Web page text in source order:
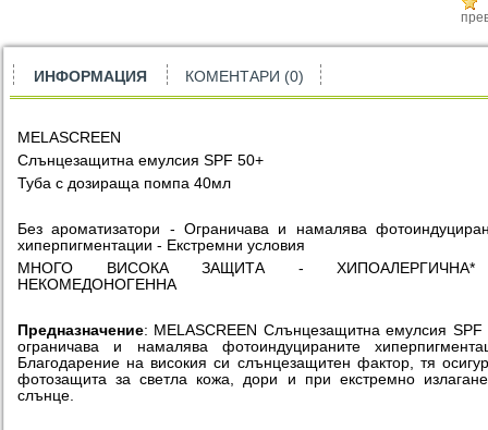
ИНФОРМАЦИЯ КОМЕНТАРИ (0)
MELASCREEN
Слънцезащитна емулсия SPF 50+
Туба с дозираща помпа 40мл
Без ароматизатори - Ограничава и намалява
хиперпигментации - Екстремни условия
МНОГО ВИСОКА ЗАЩИТА -
НЕКОМЕДОНОГЕННА
Предназначение: MELASCREEN Слънцезащитна емулсия SPF
ограничава и намалява фотоиндуцираните
Благодарение на високия си слънцезащитен фактор, тя
фотозащита за светла кожа, дори и при екстремно
слънце.